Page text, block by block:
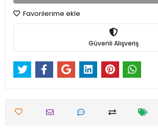
Favorilerime ekle
Güvenli Alışveriş